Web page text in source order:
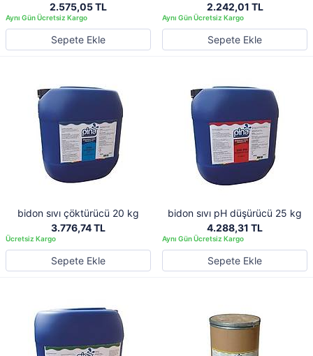
2.575,05 TL
Sepete Ekle
2.242,01 TL
Sepete Ekle
bidon sıvı çöktürücü 20 kg
3.776,74 TL
Sepete Ekle
bidon sıvı pH düşürücü 25 kg
4.288,31 TL
Sepete Ekle